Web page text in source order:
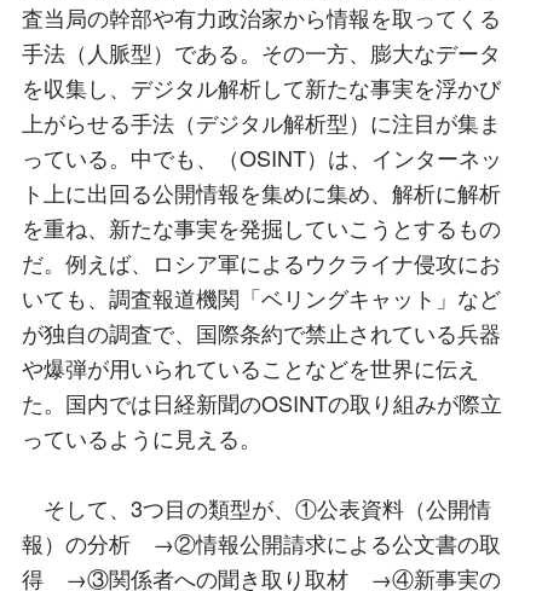
査当局の幹部や有力政治家から情報を取ってくる
手法（人脈型）である。その一方、膨大なデータ
を収集し、デジタル解析して新たな事実を浮かび
上がらせる手法（デジタル解析型）に注目が集ま
っている。中でも、（OSINT）は、インターネッ
ト上に出回る公開情報を集めに集め、解析に解析
を重ね、新たな事実を発掘していこうとするもの
だ。例えば、ロシア軍によるウクライナ侵攻にお
いても、調査報道機関「ベリングキャット」など
が独自の調査で、国際条約で禁止されている兵器
や爆弾が用いられていることなどを世界に伝え
た。国内では日経新聞のOSINTの取り組みが際立
っているように見える。
そして、3つ目の類型が、①公表資料（公開情
報）の分析 →②情報公開請求による公文書の取
得 →③関係者への聞き取り取材 →④新事実の